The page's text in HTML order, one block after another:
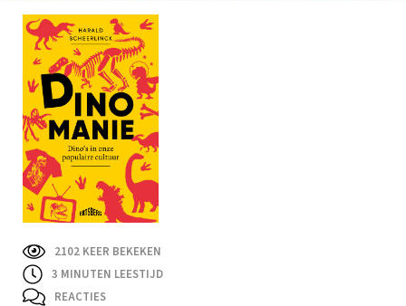
2102 KEER BEKEKEN
3 MINUTEN LEESTIJD
REACTIES